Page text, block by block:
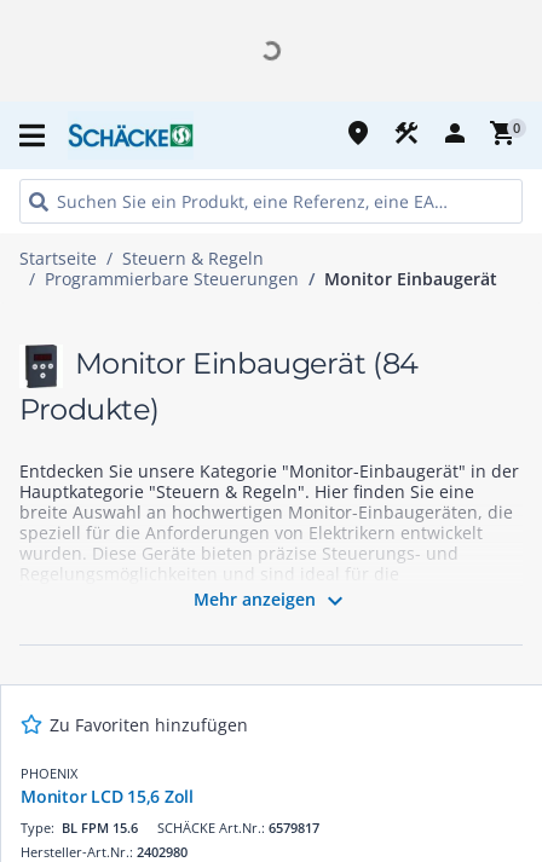
place construction person shopping_cart0
Startseite
Steuern & Regeln
Programmierbare Steuerungen
Monitor Einbaugerät
Monitor Einbaugerät (84
Produkte)
Entdecken Sie unsere Kategorie "Monitor-Einbaugerät" in der
Hauptkategorie "Steuern & Regeln". Hier finden Sie eine
breite Auswahl an hochwertigen Monitor-Einbaugeräten, die
speziell für die Anforderungen von Elektrikern entwickelt
wurden. Diese Geräte bieten präzise Steuerungs- und
Regelungsmöglichkeiten und sind ideal für die
Prozessvisualisierung, Alarmanzeigen und Bedienung von
Maschinen. Mit verschiedenen Display-Technologien wie LCD
Mehr anzeigen 
Zu Favoriten hinzufügen
PHOENIX
Monitor LCD 15,6 Zoll
SCHÄCKE Art.Nr.: 6579817
Type: BL FPM 15.6
Hersteller-Art.Nr.: 2402980